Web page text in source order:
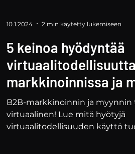
5 keinoa hyödyntää
markkinoinnissa ja
B2B-markkinoinnin ja myynnin
virtuaalinen! Lue mitä hyötyjä
virtuaalitodellisuuden käyttö
10.1.2024 2 min käytetty lukemiseen